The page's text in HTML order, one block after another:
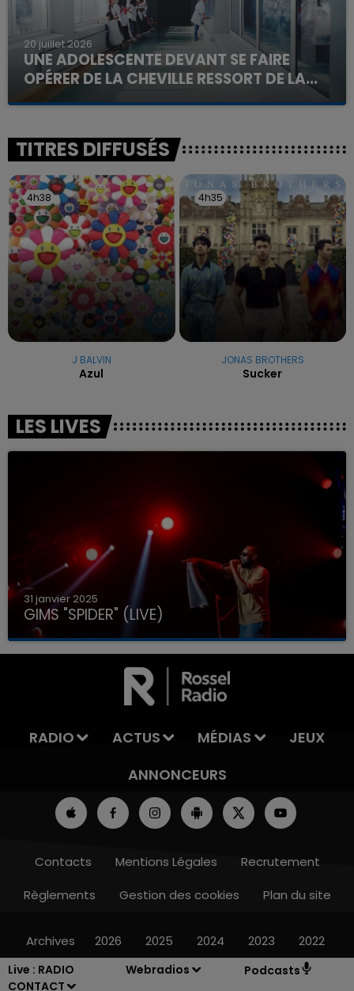
Live : RADIO
CONTACT
Webradios Podcasts
20 juillet 2026
UNE ADOLESCENTE DEVANT SE FAIRE
OPÉRER DE LA CHEVILLE RESSORT DE LA...
La famille a porté plainte contre la clinique qui a
excuses.
TITRES DIFFUSÉS
4h38
4h38
J BALVIN
Azul
4h35
4h35
JONAS BROTHERS
Sucker
LES LIVES
31 janvier 2025
GIMS "SPIDER" (LIVE)
RADIO ACTUS MÉDIAS
JEUX
ANNONCEURS
Contacts Mentions Légales
Recrutement
Règlements
Gestion des cookies Plan du site
Archives 2026 2025 2024 2023 2022